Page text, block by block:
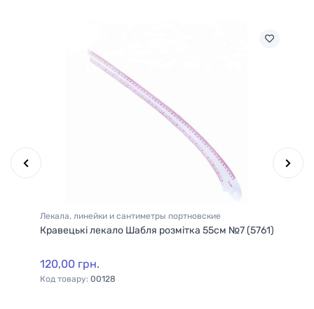
Лекала, линейки и сантиметры портновские
Кравецькі лекало Шабля розмітка 55см №7 (5761)
120,00 грн.
Код товару: 00128